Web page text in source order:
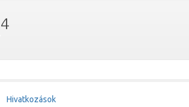
4
Hivatkozások